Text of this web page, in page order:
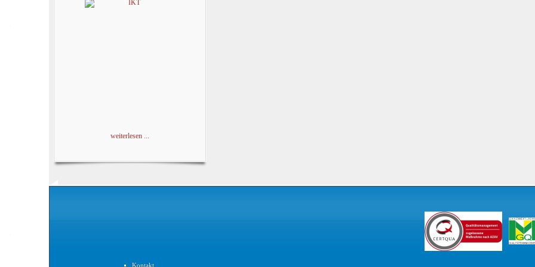
weiterlesen ...
Kontakt